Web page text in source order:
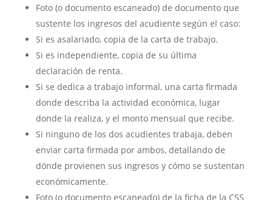
Foto (o documento escaneado) de documento que
sustente los ingresos del acudiente según el caso:
Si es asalariado, copia de la carta de trabajo.
Si es independiente, copia de su última
declaración de renta.
Si se dedica a trabajo informal, una carta firmada
donde describa la actividad económica, lugar
donde la realiza, y el monto mensual que recibe.
Si ninguno de los dos acudientes trabaja, deben
enviar carta firmada por ambos, detallando de
dónde provienen sus ingresos y cómo se sustentan
económicamente.
Foto (o documento escaneado) de la ficha de la CSS